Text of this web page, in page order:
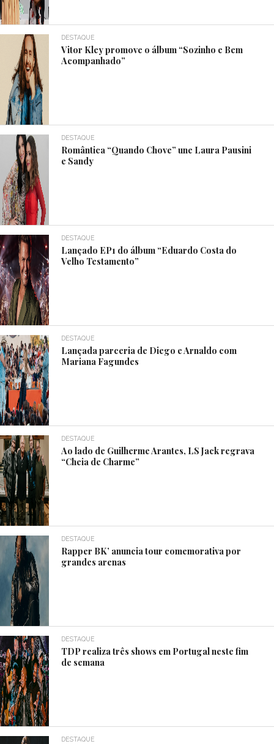
DESTAQUE
Vitor Kley promove o álbum “Sozinho e Bem
Acompanhado”
DESTAQUE
Romântica “Quando Chove” une Laura Pausini
e Sandy
DESTAQUE
Lançado EP1 do álbum “Eduardo Costa do
Velho Testamento”
DESTAQUE
Lançada parceria de Diego e Arnaldo com
Mariana Fagundes
DESTAQUE
Ao lado de Guilherme Arantes, LS Jack regrava
“Cheia de Charme”
DESTAQUE
Rapper BK’ anuncia tour comemorativa por
grandes arenas
DESTAQUE
TDP realiza três shows em Portugal neste fim
de semana
DESTAQUE